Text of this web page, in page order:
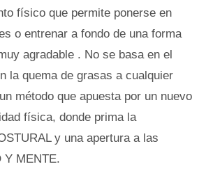
físico que permite ponerse en
o entrenar a fondo de una forma
agradable . No se basa en el
la quema de grasas a cualquier
método que apuesta por un nuevo
física, donde prima la
y una apertura a las
Y MENTE.